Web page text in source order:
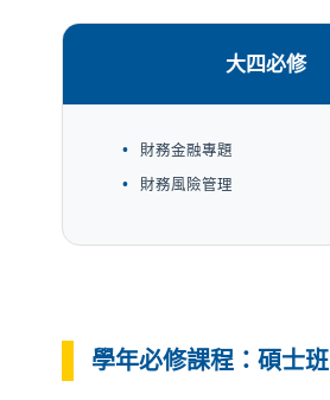
大四必修
財務金融專題
財務風險管理
學年必修課程：碩士班